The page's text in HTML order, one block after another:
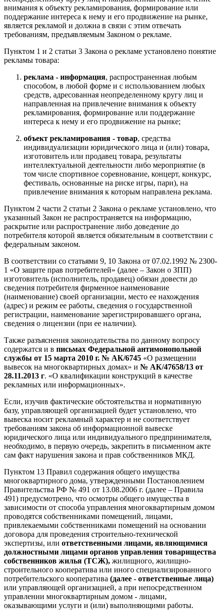
внимания к объекту рекламирования, формирование или
поддержание интереса к нему и его продвижение на рынке,
является рекламой и должна в связи с этим отвечать
требованиям, предъявляемым Законом о рекламе.
Пунктом 1 и 2 статьи 3 Закона о рекламе установлено понятие
рекламы товара:
реклама - информация, распространенная любым
способом, в любой форме и с использованием любых
средств, адресованная неопределенному кругу лиц и
направленная на привлечение внимания к объекту
рекламирования, формирование или поддержание
интереса к нему и его продвижение на рынке;
объект рекламирования - товар, средства
индивидуализации юридического лица и (или) товара,
изготовитель или продавец товара, результаты
интеллектуальной деятельности либо мероприятие (в
том числе спортивное соревнование, концерт, конкурс,
фестиваль, основанные на риске игры, пари), на
привлечение внимания к которым направлена реклама.
Пунктом 2 части 2 статьи 2 Закона о рекламе установлено, что
указанный Закон не распространяется на информацию,
раскрытие или распространение либо доведение до
потребителя которой является обязательным в соответствии с
федеральным законом.
В соответствии со статьями 9, 10 Закона от 07.02.1992 № 2300-
1 «О защите прав потребителей» (далее – Закон о ЗПП)
изготовитель (исполнитель, продавец) обязан довести до
сведения потребителя фирменное наименование
(наименование) своей организации, место ее нахождения
(адрес) и режим ее работы, сведения о государственной
регистрации, наименование зарегистрировавшего органа,
сведения о лицензии (при ее наличии).
Также разъяснения законодательства по данному вопросу
содержатся и в письмах Федеральной антимонопольной
службы от 15 марта 2010 г. № АК/6745 «О размещении
вывесок на многоквартирных домах» и № АК/47658/13 от
28.11.2013 г. «О квалификации конструкций в качестве
рекламных или информационных».
Если, изучив фактические обстоятельства и нормативную
базу, управляющей организацией будет установлено, что
вывеска носит рекламный характер и не соответствует
требованиям закона об информационной вывеске
юридического лица или индивидуального предпринимателя,
необходимо, в первую очередь, закрепить в письменном акте
сам факт нарушения закона и прав собственников МКД.
Пунктом 13 Правил содержания общего имущества
многоквартирного дома, утвержденными Постановлением
Правительства РФ № 491 от 13.08.2006 г. (далее – Правила
491) предусмотрено, что осмотры общего имущества в
зависимости от способа управления многоквартирным домом
проводятся собственниками помещений, лицами,
привлекаемыми собственниками помещений на основании
договора для проведения строительно-технической
экспертизы, или ответственными лицами, являющимися
должностными лицами органов управления товарищества
собственников жилья (ТСЖ), жилищного, жилищно-
строительного кооператива или иного специализированного
потребительского кооператива (далее - ответственные лица)
или управляющей организацией, а при непосредственном
управлении многоквартирным домом - лицами,
оказывающими услуги и (или) выполняющими работы.